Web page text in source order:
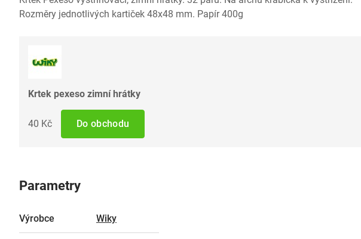
Rozměry jednotlivých kartiček 48x48 mm. Papír 400g
Krtek pexeso zimní hrátky
40 Kč Do obchodu
Parametry
Výrobce Wiky